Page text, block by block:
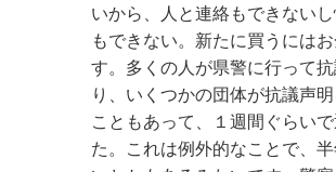
いから、人と連絡もできない
もできない。新たに買うには
す。多くの人が県警に行って
り、いくつかの団体が抗議声
こともあって、１週間ぐらい
た。これは例外的なことで、